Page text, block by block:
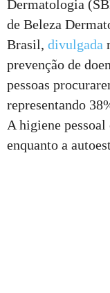
Dermatologia
de Beleza
Brasil, divulgada
prevenção de
pessoas
representando
A higiene
enquanto a